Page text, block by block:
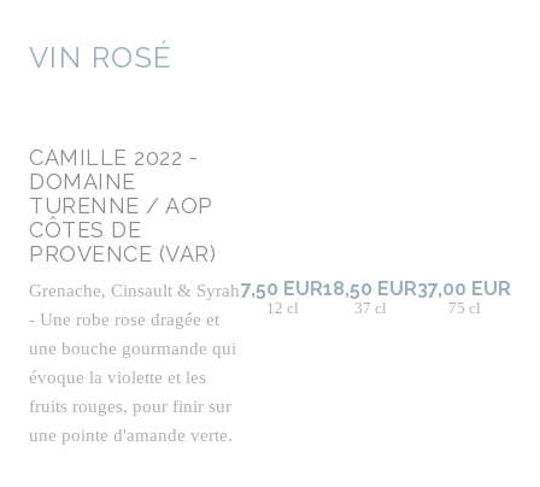
VIN ROSÉ
CAMILLE 2022 -
DOMAINE
TURENNE / AOP
CÔTES DE
PROVENCE (VAR)
Grenache, Cinsault & Syrah
- Une robe rose dragée et
une bouche gourmande qui
évoque la violette et les
fruits rouges, pour finir sur
une pointe d'amande verte.
7,50 EUR
12 cl
18,50 EUR
37 cl
37,00 EUR
75 cl